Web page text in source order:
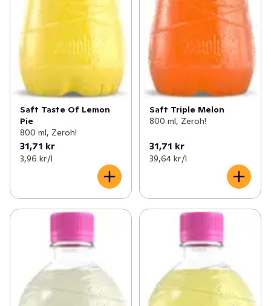
Saft Taste Of Lemon
Pie
800 ml, Zeroh!
31,71 kr
3,96 kr /l
Saft Triple Melon
800 ml, Zeroh!
31,71 kr
39,64 kr /l